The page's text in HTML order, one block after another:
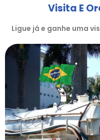
Visita E
Ligue já e ganhe uma